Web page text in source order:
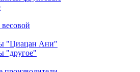
"Циацан Ани"
"другое"